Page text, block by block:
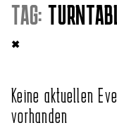
TAG:
×
Keine aktuellen
vorhanden